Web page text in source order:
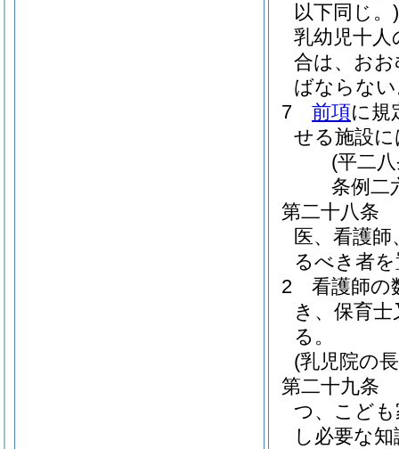
以下同じ。)
乳幼児十
合は、お
ばならな
7
前項に規
せる施設
(平二
条例二
第二十八条
医、看護
るべき者
2
看護師の
き、保育
る。
(乳児院の
第二十九条
つ、こど
し必要な